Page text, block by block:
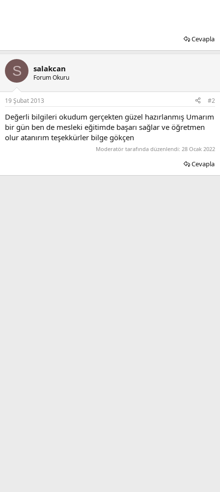
Cevapla
S salakcan
Forum Okuru
19 Şubat 2013 #2
Değerli bilgileri okudum gerçekten güzel hazırlanmış Umarım
bir gün ben de mesleki eğitimde başarı sağlar ve öğretmen
olur atanırım teşekkürler bilge gökçen
Moderatör tarafında düzenlendi: 28 Ocak 2022
Cevapla